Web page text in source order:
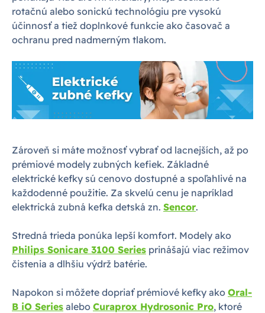
rotačnú alebo sonickú technológiu pre vysokú
účinnosť a tiež doplnkové funkcie ako časovač a
ochranu pred nadmerným tlakom.
Zároveň si máte možnosť vybrať od lacnejších, až po
prémiové modely zubných kefiek. Základné
elektrické kefky sú cenovo dostupné a spoľahlivé na
každodenné použitie. Za skvelú cenu je napríklad
elektrická zubná kefka detská zn. Sencor.
Stredná trieda ponúka lepší komfort. Modely ako
Philips Sonicare 3100 Series prinášajú viac režimov
čistenia a dlhšiu výdrž batérie.
Napokon si môžete dopriať prémiové kefky ako Oral-
B iO Series alebo Curaprox Hydrosonic Pro, ktoré